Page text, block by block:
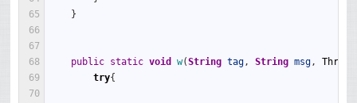
65
66
67
68
69
70
}
public static void w(String tag, String msg,
try{